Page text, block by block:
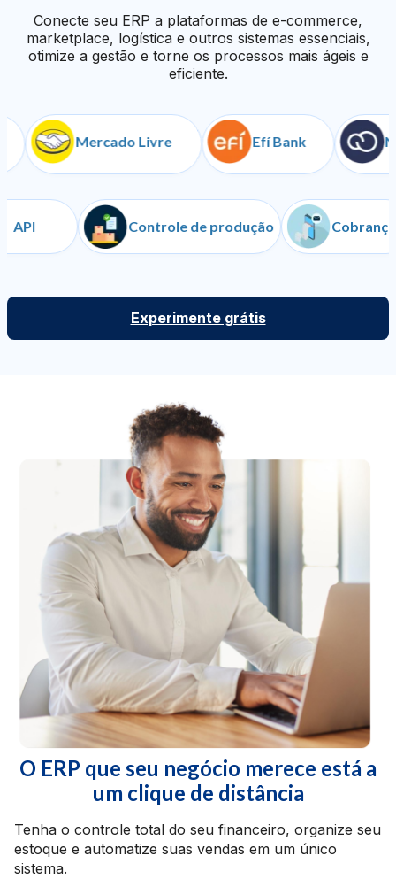
Conecte seu ERP a plataformas de e-commerce,
marketplace, logística e outros sistemas essenciais,
otimize a gestão e torne os processos mais ágeis e
eficiente.
Mercado Livre Efí Bank
Controle de produção
Experimente grátis
O ERP que seu negócio merece está a
um clique de distância
Tenha o controle total do seu financeiro, organize seu
estoque e automatize suas vendas em um único
sistema.